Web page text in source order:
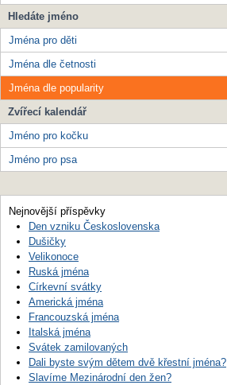
Hledáte jméno
Jména pro děti
Jména dle četnosti
Jména dle popularity
Zvířecí kalendář
Jméno pro kočku
Jméno pro psa
Nejnovější příspěvky
Den vzniku Československa
Dušičky
Velikonoce
Ruská jména
Církevní svátky
Americká jména
Francouzská jména
Italská jména
Svátek zamilovaných
Dali byste svým dětem dvě křestní jména?
Slavíme Mezinárodní den žen?